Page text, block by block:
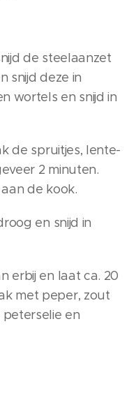
de steelaanzet
snijd deze in
wortels en snijd in
de spruitjes, lente-
2 minuten.
de kook.
en snijd in
erbij en laat ca. 20
met peper, zout
en